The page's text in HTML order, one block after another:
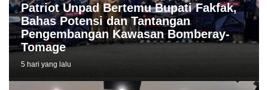
Patriot Unpad Bertemu Bupati Fakfak,
Bahas Potensi dan Tantangan
Pengembangan Kawasan Bomberay-
Tomage
5 hari yang lalu